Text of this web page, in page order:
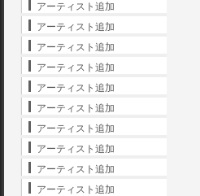
アーティスト追加
アーティスト追加
アーティスト追加
アーティスト追加
アーティスト追加
アーティスト追加
アーティスト追加
アーティスト追加
アーティスト追加
アーティスト追加